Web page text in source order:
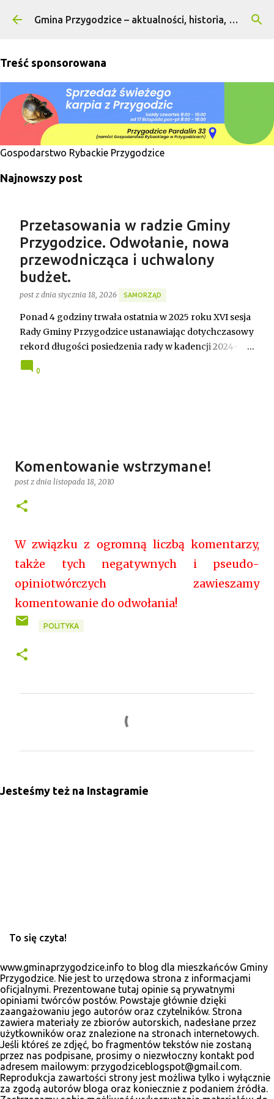
Przejdź do głównej zawartości Gmina Przygodzice – aktualności, historia, turystyka
Treść sponsorowana
Gospodarstwo Rybackie Przygodzice
Najnowszy post
Przetasowania w radzie Gminy
Przygodzice. Odwołanie, nowa
przewodnicząca i uchwalony
budżet.
post z dnia stycznia 18, 2026 SAMORZĄD
Ponad 4 godziny trwała ostatnia w 2025 roku XVI sesja
Rady Gminy Przygodzice ustanawiając dotychczasowy
rekord długości posiedzenia rady w kadencji 2024-
2029. Bieg zdarzeń od początku dyktowało słowo
„ZMIANA”. Jednym z pierwszych punktów był bowiem
0
Komentowanie wstrzymane!
post z dnia listopada 18, 2010
W związku z ogromną liczbą komentarzy,
także tych negatywnych i pseudo-
opiniotwórczych zawieszamy
komentowanie do odwołania!
POLITYKA
t
Jesteśmy też na Instagramie
To się czyta!
www.gminaprzygodzice.info to blog dla mieszkańców Gminy
Przygodzice. Nie jest to urzędowa strona z informacjami
oficjalnymi. Prezentowane tutaj opinie są prywatnymi
opiniami twórców postów. Powstaje głównie dzięki
zaangażowaniu jego autorów oraz czytelników. Strona
zawiera materiały ze zbiorów autorskich, nadesłane przez
użytkowników oraz znalezione na stronach internetowych.
Jeśli któreś ze zdjęć, bo fragmentów tekstów nie zostaną
przez nas podpisane, prosimy o niezwłoczny kontakt pod
adresem mailowym: przygodziceblogspot@gmail.com.
Reprodukcja zawartości strony jest możliwa tylko i wyłącznie
za zgodą autorów bloga oraz koniecznie z podaniem źródła.